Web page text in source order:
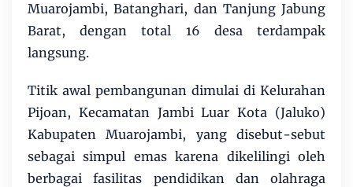
Muarojambi, Batanghari, dan Tanjung Jabung
Barat, dengan total 16 desa terdampak
langsung.
Titik awal pembangunan dimulai di Kelurahan
Pijoan, Kecamatan Jambi Luar Kota (Jaluko)
Kabupaten Muarojambi, yang disebut-sebut
sebagai simpul emas karena dikelilingi oleh
berbagai fasilitas pendidikan dan olahraga